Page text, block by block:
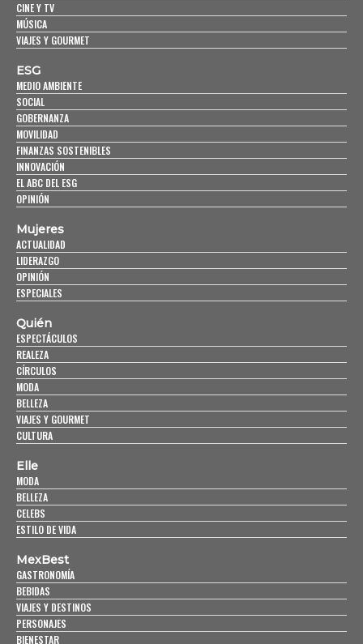
CINE Y TV
MÚSICA
VIAJES Y GOURMET
ESG
MEDIO AMBIENTE
SOCIAL
GOBERNANZA
MOVILIDAD
FINANZAS SOSTENIBLES
INNOVACIÓN
EL ABC DEL ESG
OPINIÓN
Mujeres
ACTUALIDAD
LIDERAZGO
OPINIÓN
ESPECIALES
Quién
ESPECTÁCULOS
REALEZA
CÍRCULOS
MODA
BELLEZA
VIAJES Y GOURMET
CULTURA
Elle
MODA
BELLEZA
CELEBS
ESTILO DE VIDA
MexBest
GASTRONOMÍA
BEBIDAS
VIAJES Y DESTINOS
PERSONAJES
BIENESTAR